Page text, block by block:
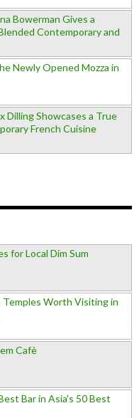
Bowerman Gives a
Contemporary and
Newly Opened Mozza in
Dilling Showcases a True
French Cuisine
for Local Dim Sum
Worth Visiting in
Cafè
Bar in Asia's 50 Best